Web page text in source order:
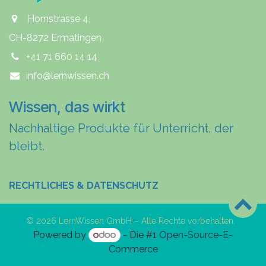
Hornstrasse 4,
CH-8272 Ermatingen
+41 71 660 14 14
info@lernwissen.ch
Wissen, das wirkt
Nachhaltige Produkte für Unterricht, der
bleibt.
RECHTLICHES & DATENSCHUTZ
© 2026 LernWissen GmbH – Alle Rechte vorbehalten.
Powered by - Die #1 Open-Source-E-
Commerce